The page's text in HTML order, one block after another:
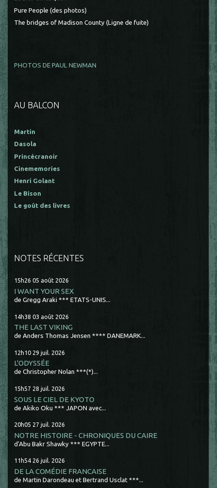
Pure People (des photos)
The bridges of Madison County (Ligne de fuite)
PHOTOS DE PAUL NEWMAN
AU BALCON
Martin
Dasola
Princécranoir
Cinememories
Henri Golant
Le Bison
Le goût des livres
NOTES RÉCENTES
15h26 05 août 2026
I WANT YOUR SEX
de Gregg Araki *** ETATS-UNIS...
14h38 03 août 2026
THE LAST VIKING
de Anders Thomas Jensen **** DANEMARK...
12h10 29 juil. 2026
L'ODYSSÉE
de Christopher Nolan ***(*)...
15h57 28 juil. 2026
SOUS LE CIEL DE KYOTO
de Akiko Oku *** JAPON avec...
20h05 27 juil. 2026
NOTRE HISTOIRE - CHRONIQUES DU CAIRE
d'Abu Bakr Shawky *** EGYPTE...
11h54 26 juil. 2026
DE LA COMÉDIE FRANCAISE
de Martin Darondeau et Bertrand Usclat ***...